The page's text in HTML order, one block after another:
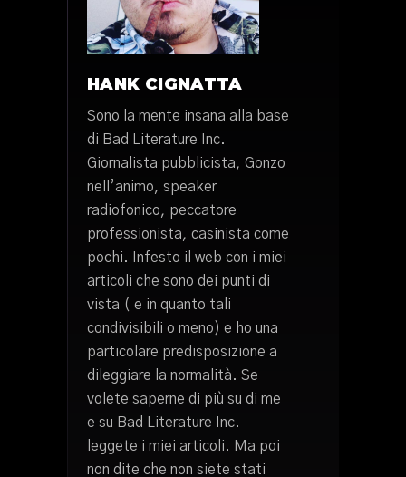
HANK CIGNATTA
Sono la mente insana alla base
di Bad Literature Inc.
Giornalista pubblicista, Gonzo
nell’animo, speaker
radiofonico, peccatore
professionista, casinista come
pochi. Infesto il web con i miei
articoli che sono dei punti di
vista ( e in quanto tali
condivisibili o meno) e ho una
particolare predisposizione a
dileggiare la normalità. Se
volete saperne di più su di me
e su Bad Literature Inc.
leggete i miei articoli. Ma poi
non dite che non siete stati